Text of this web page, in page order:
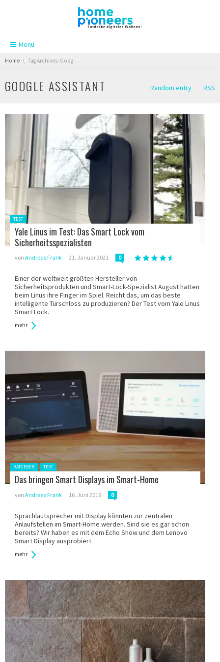
Skip navigation
Menü
You are here:
Home Tag Archives: Google Assistant
GOOGLE ASSISTANT Random entry RSS
Gepostet
in:
TEST
Yale Linus im Test: Das Smart Lock vom
Sicherheitsspezialisten
von Andreas Frank 21. Januar 2021 0
Einer der weltweit größten Hersteller von
Sicherheitsprodukten und Smart-Lock-Spezialist August hatten
beim Linus ihre Finger im Spiel. Reicht das, um das beste
intelligente Türschloss zu produzieren? Der Test vom Yale Linus
Smart Lock.
mehr
Gepostet in:
RATGEBER TEST
Das bringen Smart Displays im Smart-Home
von Andreas Frank 16. Juni 2019 0
Sprachlautsprecher mit Display könnten zur zentralen
Anlaufstellen im Smart-Home werden. Sind sie es gar schon
bereits? Wir haben es mit dem Echo Show und dem Lenovo
Smart Display ausprobiert.
mehr